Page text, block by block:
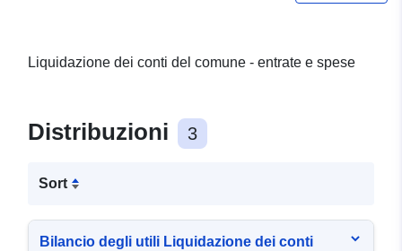
Liquidazione dei conti del comune - entrate e spese
Distribuzioni 3
Sort
Bilancio degli utili Liquidazione dei conti